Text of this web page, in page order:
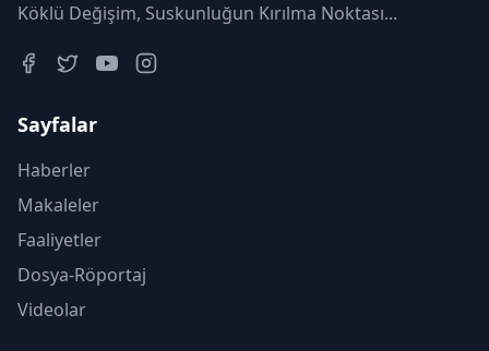
Köklü Değişim, Suskunluğun Kırılma Noktası...
Sayfalar
Haberler
Makaleler
Faaliyetler
Dosya-Röportaj
Videolar